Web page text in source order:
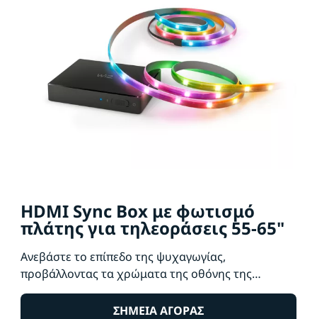
HDMI Sync Box με φωτισμό
πλάτης για τηλεοράσεις 55-65"
Ανεβάστε το επίπεδο της ψυχαγωγίας,
προβάλλοντας τα χρώματα της οθόνης της
τηλεόρασής σας σε πραγματικό χρόνο. Η ταινία
RGBIC ταιριάζει ζωηρά χρώματα με αστραπιαία
ΣΗΜΕΊΑ ΑΓΟΡΆΣ